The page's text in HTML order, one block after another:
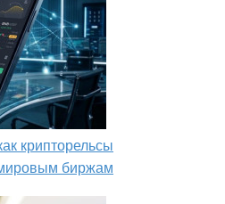
крипторельсы
биржам